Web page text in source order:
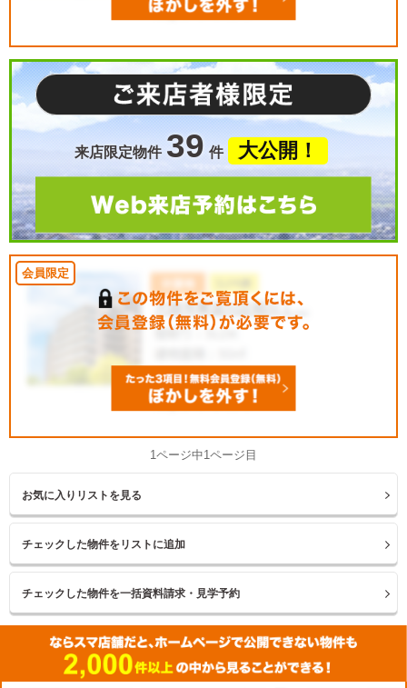
来店限定物件 39 件 大公開！
1ページ中1ページ目
お気に入りリストを見る